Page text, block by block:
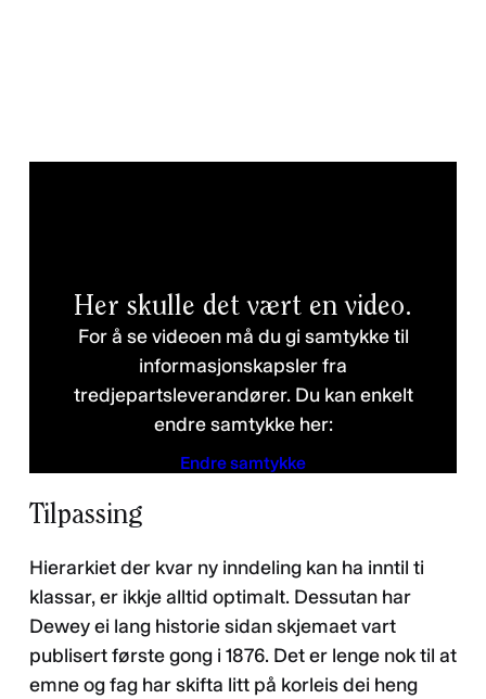
Her skulle det vært en video.
For å se videoen må du gi samtykke til
informasjonskapsler fra
tredjepartsleverandører. Du kan enkelt
endre samtykke her:
Endre samtykke
Tilpassing
Hierarkiet der kvar ny inndeling kan ha inntil ti
klassar, er ikkje alltid optimalt. Dessutan har
Dewey ei lang historie sidan skjemaet vart
publisert første gong i 1876. Det er lenge nok til at
emne og fag har skifta litt på korleis dei heng